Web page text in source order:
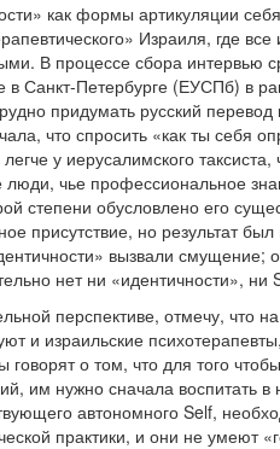
как формы артикуляции
Израиля, где
В процессе сбора интервью
в Санкт-Петербурге (ЕУСПб) в
придумать русский
что спросить «как ты себя
легче у иерусалимского
чье профессиональное
степени обусловлено его
присутствие, но результат
вызвали смущение;
нет ни «идентичности», ни
перспективе, отмечу, что
и израильские
говорят о том, что для того
им нужно сначала воспитать
автономного Self,
практики, и они не умеют